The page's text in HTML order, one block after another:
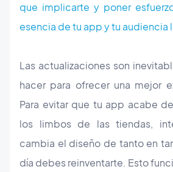
que implicarte y poner
esencia de tu app y tu audiencia
Las actualizaciones son
hacer para ofrecer una mejor
Para evitar que tu app acabe
los limbos de las tiendas,
cambia el diseño de tanto en
día debes reinventarte. Esto